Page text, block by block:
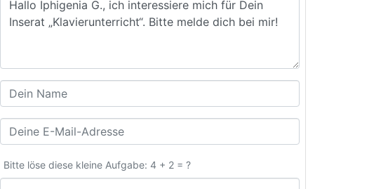
Bitte löse diese kleine Aufgabe: 4 + 2 = ?